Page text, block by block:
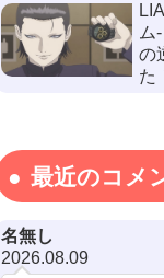
ム
の
た
最近のコメ
名無し
2026.08.09